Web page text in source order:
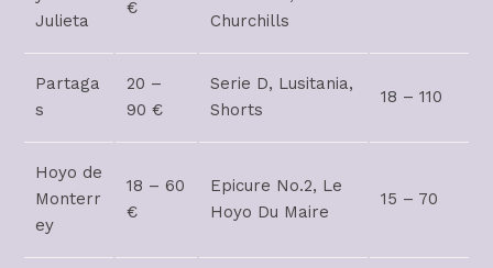
Julieta
€
Churchills
Partaga
s
20 –
90 €
Serie D, Lusitania,
Shorts
18 – 110
Hoyo de
Monterr
ey
18 – 60
€
Epicure No.2, Le
Hoyo Du Maire
15 – 70